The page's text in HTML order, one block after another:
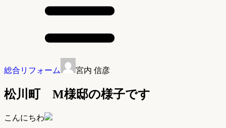
総合リフォーム 宮内 信彦
松川町 M様邸の様子です
こんにちわ